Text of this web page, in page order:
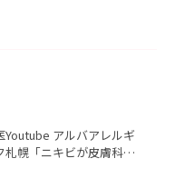
Youtube アルバアレルギ
札幌「ニキビが皮膚科で